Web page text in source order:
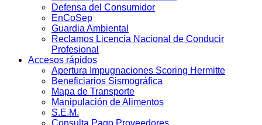
Defensa del Consumidor
EnCoSep
Guardia Ambiental
Reclamos Licencia Nacional de Conducir
Profesional
Accesos rápidos
Apertura Impugnaciones Scoring Hermitte
Beneficiarios Sismográfica
Mapa de Transporte
Manipulación de Alimentos
S.E.M.